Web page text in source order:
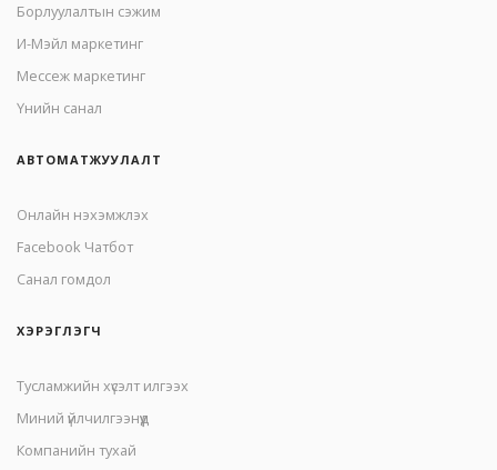
Борлуулалтын сэжим
И-Мэйл маркетинг
Mессеж маркетинг
Үнийн санал
АВТОМАТЖУУЛАЛТ
Онлайн нэхэмжлэх
Facebook Чатбот
Санал гомдол
ХЭРЭГЛЭГЧ
Тусламжийн хүсэлт илгээх
Миний үйлчилгээнүүд
Компанийн тухай